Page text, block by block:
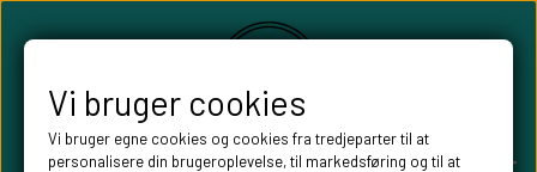
Vi bruger cookies
Vi bruger egne cookies og cookies fra tredjeparter til at
personalisere din brugeroplevelse, til markedsføring og til at